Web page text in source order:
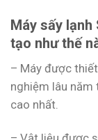
Máy sấy
tạo như thế
– Máy được
nghiệm lâu năm
cao nhất.